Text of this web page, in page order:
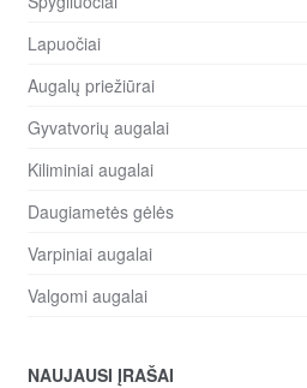
Lapuočiai
Augalų priežiūrai
Gyvatvorių augalai
Kiliminiai augalai
Daugiametės gėlės
Varpiniai augalai
Valgomi augalai
NAUJAUSI ĮRAŠAI